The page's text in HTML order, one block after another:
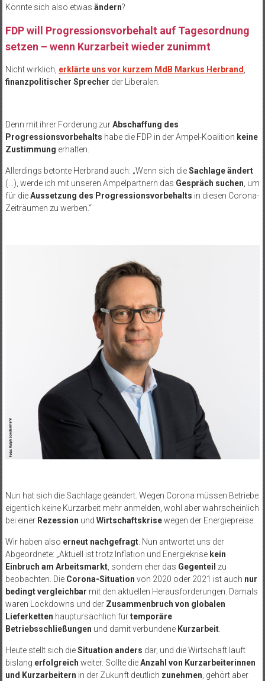
Könnte sich also etwas ändern?
FDP will Progressionsvorbehalt auf Tagesordnung
setzen – wenn Kurzarbeit wieder zunimmt
Nicht wirklich, erklärte uns vor kurzem MdB Markus Herbrand
finanzpolitischer Sprecher der Liberalen.
Denn mit ihrer Forderung zurAbschaffung des
Progressionsvorbehalts habe die FDP in der Ampel-Koalition keine
Zustimmung erhalten.
Allerdings betonte Herbrand auch: „Wenn sich dieSachlage ändert
(…), werde ich mit unseren Ampelpartnern das Gespräch suchen , um
für dieAussetzung des Progressionsvorbehalts in diesen Corona-
Zeiträumen zu werben.“
Nun hat sich die Sachlage geändert. Wegen Corona müssen Betriebe
eigentlich keine Kurzarbeit mehr anmelden, wohl aber wahrscheinlich
bei einer Rezession und Wirtschaftskrisewegen der Energiepreise.
Wir haben also erneut nachgefragt. Nun antwortet uns der
Abgeordnete: „Aktuell ist trotz Inflation und Energiekrise kein
Einbruch am Arbeitsmarkt, sondern eher das Gegenteil zu
beobachten. Die Corona-Situation von 2020 oder 2021 ist auch nur
bedingt vergleichbar mit den aktuellen Herausforderungen. Damals
waren Lockdowns und der Zusammenbruch von globalen
Lieferketten hauptursächlich fürtemporäre
Betriebsschließungen und damit verbundene Kurzarbeit.
Heute stellt sich dieSituation anders dar, und die Wirtschaft läuft
bislang erfolgreich weiter. Sollte dieAnzahl von Kurzarbeiterinnen
und Kurzarbeitern in der Zukunft deutlich zunehmen, gehört aber